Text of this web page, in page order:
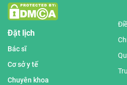
Đặt lịch
Bác sĩ
Cơ sở y tế
Chuyên khoa